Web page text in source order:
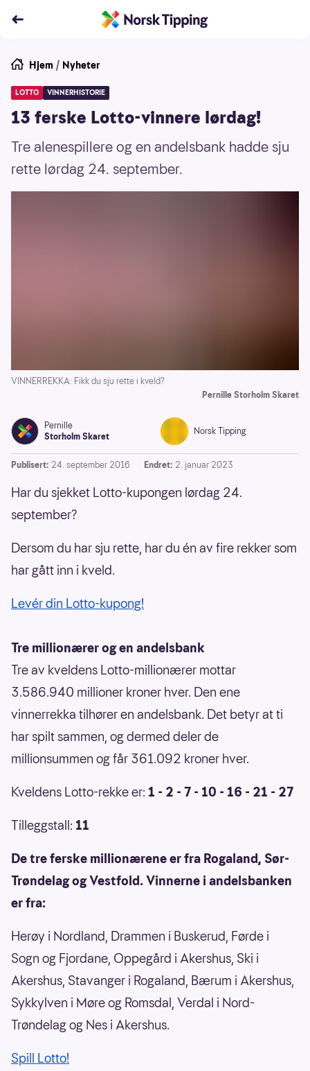
Hjem / Nyheter
LOTTO VINNERHISTORIE
13 ferske Lotto-vinnere lørdag!
Tre alenespillere og en andelsbank hadde sju
rette lørdag 24. september.
VINNERREKKA: Fikk du sju rette i kveld?
Pernille Storholm Skaret
Pernille
Storholm Skaret
Norsk Tipping
Publisert: 24. september 2016 Endret: 2. januar 2023
Har du sjekket Lotto-kupongen lørdag 24.
september?
Dersom du har sju rette, har du én av fire rekker som
har gått inn i kveld.
Levér din Lotto-kupong!
Tre millionærer og en andelsbank
Tre av kveldens Lotto-millionærer mottar
3.586.940 millioner kroner hver. Den ene
vinnerrekka tilhører en andelsbank. Det betyr at ti
har spilt sammen, og dermed deler de
millionsummen og får 361.092 kroner hver.
Kveldens Lotto-rekke er: 1 - 2 - 7 - 10 - 16 - 21 - 27
Tilleggstall: 11
De tre ferske millionærene er fra Rogaland, Sør-
Trøndelag og Vestfold. Vinnerne i andelsbanken
er fra:
Herøy i Nordland, Drammen i Buskerud, Førde i
Sogn og Fjordane, Oppegård i Akershus, Ski i
Akershus, Stavanger i Rogaland, Bærum i Akershus,
Sykkylven i Møre og Romsdal, Verdal i Nord-
Trøndelag og Nes i Akershus.
Spill Lotto!